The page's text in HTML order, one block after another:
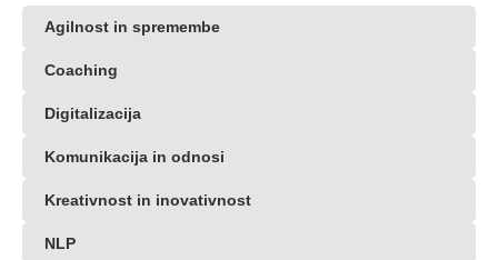
Agilnost in spremembe
Coaching
Digitalizacija
Komunikacija in odnosi
Kreativnost in inovativnost
NLP